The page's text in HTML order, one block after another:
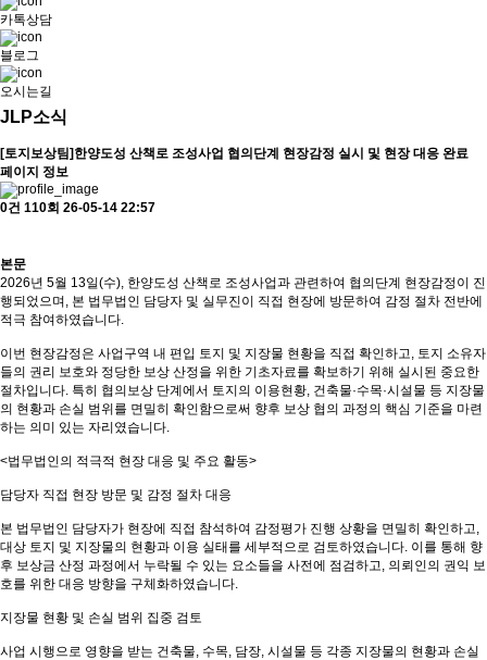
카톡상담
블로그
오시는길
JLP소식
[토지보상팀]한양도성 산책로 조성사업 협의단계 현장감정 실시 및 현장 대응 완료
페이지 정보
0건 110회 26-05-14 22:57
본문
2026년 5월 13일(수), 한양도성 산책로 조성사업과 관련하여 협의단계 현장감정이 진
행되었으며, 본 법무법인 담당자 및 실무진이 직접 현장에 방문하여 감정 절차 전반에
적극 참여하였습니다.
이번 현장감정은 사업구역 내 편입 토지 및 지장물 현황을 직접 확인하고, 토지 소유자
들의 권리 보호와 정당한 보상 산정을 위한 기초자료를 확보하기 위해 실시된 중요한
절차입니다. 특히 협의보상 단계에서 토지의 이용현황, 건축물·수목·시설물 등 지장물
의 현황과 손실 범위를 면밀히 확인함으로써 향후 보상 협의 과정의 핵심 기준을 마련
하는 의미 있는 자리였습니다.
<법무법인의 적극적 현장 대응 및 주요 활동>
담당자 직접 현장 방문 및 감정 절차 대응
본 법무법인 담당자가 현장에 직접 참석하여 감정평가 진행 상황을 면밀히 확인하고,
대상 토지 및 지장물의 현황과 이용 실태를 세부적으로 검토하였습니다. 이를 통해 향
후 보상금 산정 과정에서 누락될 수 있는 요소들을 사전에 점검하고, 의뢰인의 권익 보
호를 위한 대응 방향을 구체화하였습니다.
지장물 현황 및 손실 범위 집중 검토
사업 시행으로 영향을 받는 건축물, 수목, 담장, 시설물 등 각종 지장물의 현황과 손실